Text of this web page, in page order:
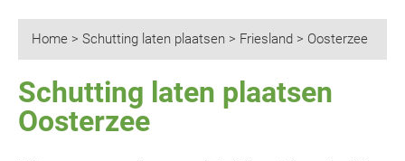
Home > Schutting laten plaatsen > Friesland > Oosterzee
Schutting laten plaatsen
Oosterzee